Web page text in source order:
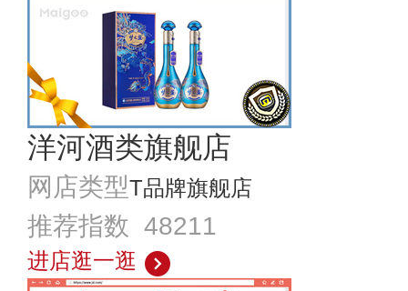
洋河酒类旗舰店
网店类型T品牌旗舰店
推荐指数 48211
进店逛一逛